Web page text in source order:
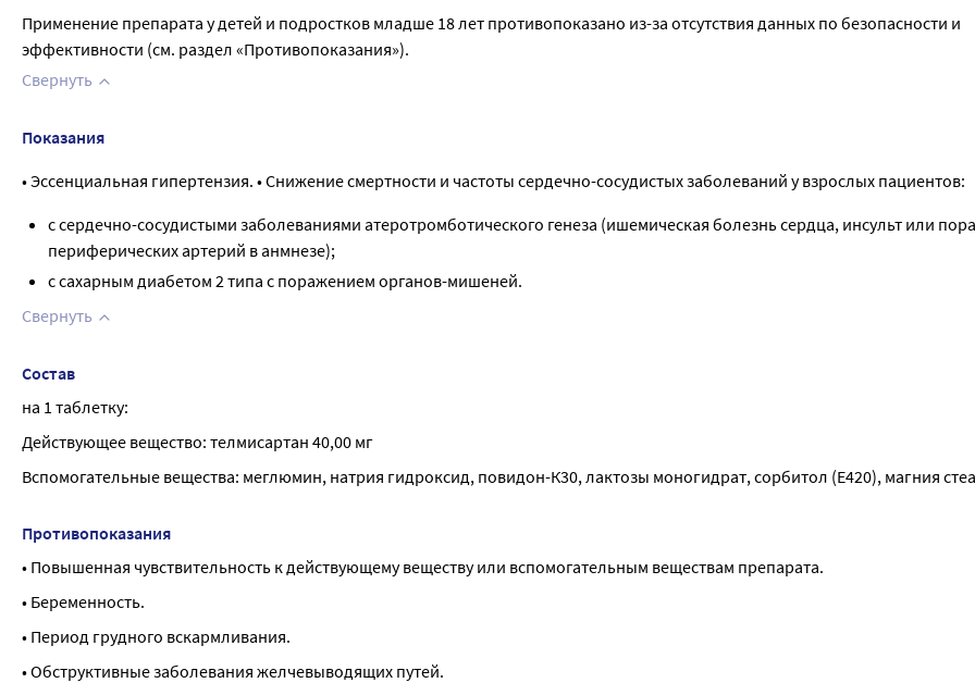
Применение препарата у детей и подростков младше 18 лет противопоказано из-за отсутствия данных по безопасности и
эффективности (см. раздел «Противопоказания»).
Свернуть
Показания
• Эссенциальная гипертензия. • Снижение смертности и частоты сердечно-сосудистых заболеваний у взрослых пациентов:
с сердечно-сосудистыми заболеваниями атеротромботического генеза (ишемическая болезнь сердца, инсульт или
периферических артерий в анмнезе);
с сахарным диабетом 2 типа с поражением органов-мишеней.
Свернуть
Состав
на 1 таблетку:
Действующее вещество: телмисартан 40,00 мг
Вспомогательные вещества: меглюмин, натрия гидроксид, повидон-К30, лактозы моногидрат, сорбитол (E420), магния
Противопоказания
• Повышенная чувствительность к действующему веществу или вспомогательным веществам препарата.
• Беременность.
• Период грудного вскармливания.
• Обструктивные заболевания желчевыводящих путей.